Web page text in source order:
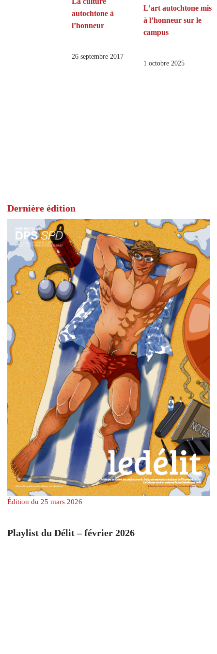
autochtone à
l’honneur
26 septembre 2017
L’art autochtone mis
à l’honneur sur le
campus
1 octobre 2025
Dernière édition
Édition du 25 mars 2026
Playlist du Délit – février 2026